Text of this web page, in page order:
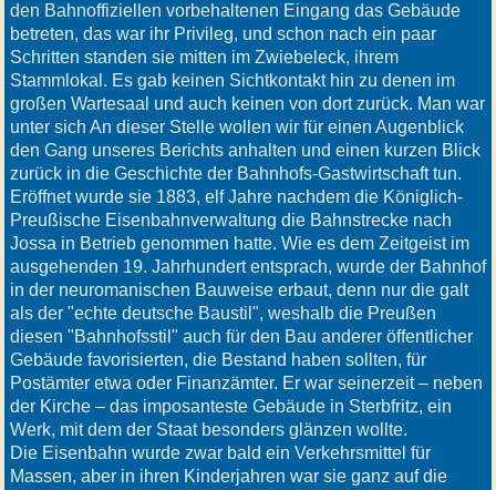
den Bahnoffiziellen vorbehaltenen Eingang das Gebäude
betreten, das war ihr Privileg, und schon nach ein paar
Schritten standen sie mitten im Zwiebeleck, ihrem
Stammlokal. Es gab keinen Sichtkontakt hin zu denen im
großen Wartesaal und auch keinen von dort zurück. Man war
unter sich An dieser Stelle wollen wir für einen Augenblick
den Gang unseres Berichts anhalten und einen kurzen Blick
zurück in die Geschichte der Bahnhofs-Gastwirtschaft tun.
Eröffnet wurde sie 1883, elf Jahre nachdem die Königlich-
Preußische Eisenbahnverwaltung die Bahnstrecke nach
Jossa in Betrieb genommen hatte. Wie es dem Zeitgeist im
ausgehenden 19. Jahrhundert entsprach, wurde der Bahnhof
in der neuromanischen Bauweise erbaut, denn nur die galt
als der "echte deutsche Baustil", weshalb die Preußen
diesen "Bahnhofsstil" auch für den Bau anderer öffentlicher
Gebäude favorisierten, die Bestand haben sollten, für
Postämter etwa oder Finanzämter. Er war seinerzeit – neben
der Kirche – das imposanteste Gebäude in Sterbfritz, ein
Werk, mit dem der Staat besonders glänzen wollte.
Die Eisenbahn wurde zwar bald ein Verkehrsmittel für
Massen, aber in ihren Kinderjahren war sie ganz auf die